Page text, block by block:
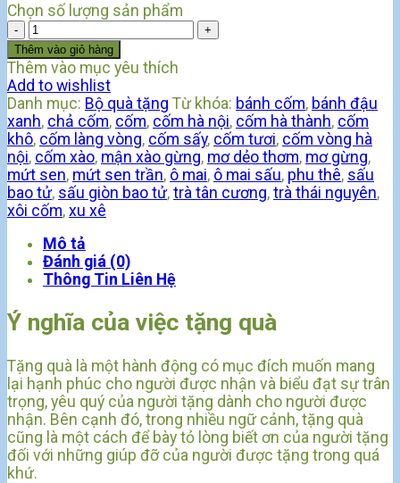
Chọn số lượng sản phẩm
Bộ
Quà
Tặng
ST-
14
số
lượng
Thêm vào giỏ hàng
Thêm vào mục yêu thích
Add to wishlist
Danh mục: Bộ quà tặng Từ khóa: bánh cốm, bánh đậu
xanh, chả cốm, cốm, cốm hà nội, cốm hà thành, cốm
khô, cốm làng vòng, cốm sấy, cốm tươi, cốm vòng hà
nội, cốm xào, mận xào gừng, mơ dẻo thơm, mơ gừng,
mứt sen, mứt sen trần, ô mai, ô mai sấu, phu thê, sấu
bao tử, sấu giòn bao tử, trà tân cương, trà thái nguyên,
xôi cốm, xu xê
Mô tả
Đánh giá (0)
Thông Tin Liên Hệ
Ý nghĩa của việc tặng quà
Tặng quà là một hành động có mục đích muốn mang
lại hạnh phúc cho người được nhận và biểu đạt sự trân
trọng, yêu quý của người tặng dành cho người được
nhận. Bên cạnh đó, trong nhiều ngữ cảnh, tặng quà
cũng là một cách để bày tỏ lòng biết ơn của người tặng
đối với những giúp đỡ của người được tặng trong quá
khứ.